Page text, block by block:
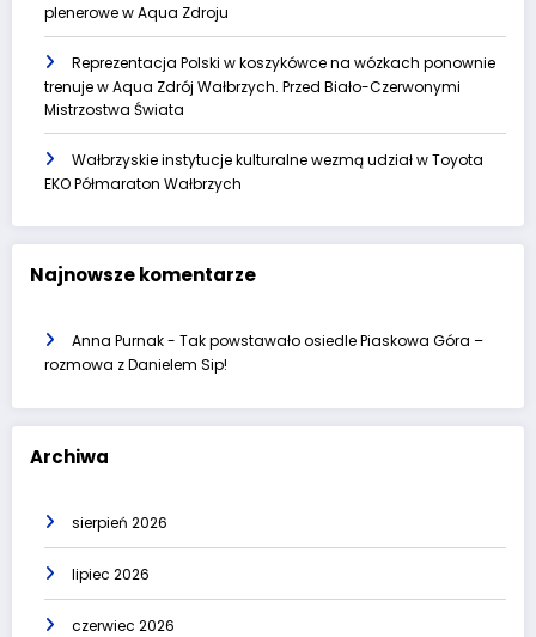
plenerowe w Aqua Zdroju
Reprezentacja Polski w koszykówce na wózkach ponownie
trenuje w Aqua Zdrój Wałbrzych. Przed Biało-Czerwonymi
Mistrzostwa Świata
Wałbrzyskie instytucje kulturalne wezmą udział w Toyota
EKO Półmaraton Wałbrzych
Najnowsze komentarze
Anna Purnak- Tak powstawało osiedle Piaskowa Góra –
rozmowa z Danielem Sip!
Archiwa
sierpień 2026
lipiec 2026
czerwiec 2026